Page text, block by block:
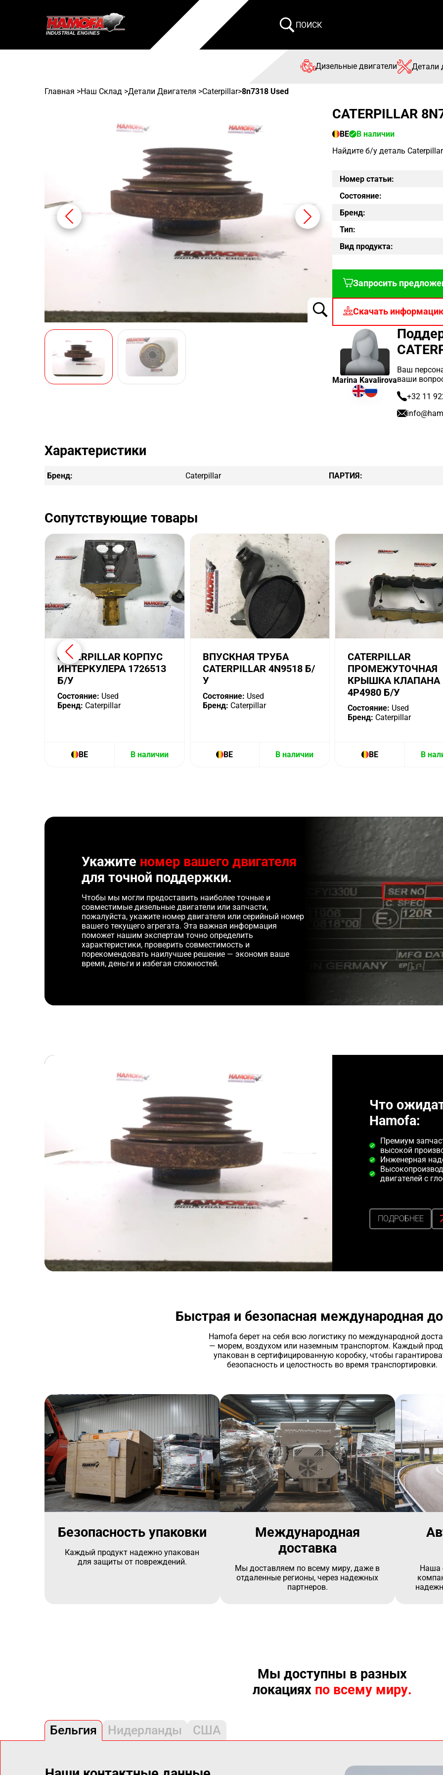
ПОИСК
Дизельные двигатели Детали
Главная >Наш Склад >Детали Двигателя >Caterpillar>8n7318 Used
CATERPILLAR
BE
В наличии
Найдите б/у деталь
Номер статьи:
Состояние:
Бренд:
Тип:
Вид продукта:
Запросить
Скачать
Ваш
ваши
+32 11
Marina Kavalirova
Характеристики
Бренд: Caterpillar ПАРТИЯ:
Сопутствующие товары
CATERPILLAR КОРПУС
ИНТЕРКУЛЕРА 1726513
Б/У
Состояние: Used
Бренд: Caterpillar
BE В наличии
ВПУСКНАЯ ТРУБА
CATERPILLAR 4N9518 Б/
У
Состояние: Used
Бренд: Caterpillar
BE В наличии
CATERPILLAR
ПРОМЕЖУТОЧНАЯ
КРЫШКА КЛАПАНА
4P4980 Б/У
Состояние: Used
Бренд: Caterpillar
BE В
Укажите номер вашего двигателя
для точной поддержки.
Чтобы мы могли предоставить наиболее точные и
совместимые дизельные двигатели или запчасти,
пожалуйста, укажите номер двигателя или серийный номер
вашего текущего агрегата. Эта важная информация
поможет нашим экспертам точно определить
характеристики, проверить совместимость и
порекомендовать наилучшее решение — экономя ваше
время, деньги и избегая сложностей.
Что
Hamofa:
Премиум
высокой
Инженерная
двигателей с
ПОДРОБНЕЕ
Быстрая и безопасная международная
Hamofa берет на себя всю логистику по международной
— морем, воздухом или наземным транспортом. Каждый
упакован в сертифицированную коробку, чтобы
безопасность и целостность во время транспортировки.
Безопасность упаковки
Каждый продукт надежно упакован
для защиты от повреждений.
Международная
доставка
Мы доставляем по всему миру, даже в
отдаленные регионы, через надежных
партнеров.
Наша
Мы доступны в разных
локациях по всему миру.
Бельгия Нидерланды США